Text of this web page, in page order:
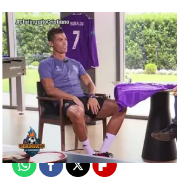
mega
Madrid
Publicado: 08 de junio de 2018, 16:51
WhatsappFacebook
X Flipboard